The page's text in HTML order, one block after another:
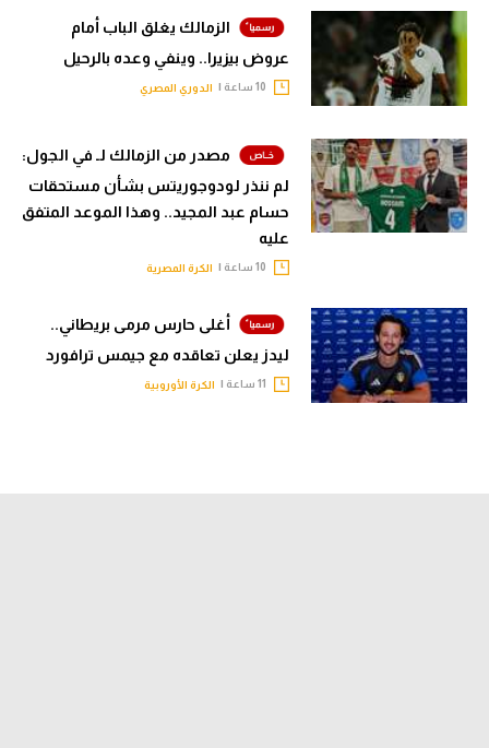
الزمالك يغلق الباب أمام
عروض بيزيرا.. وينفي وعده بالرحيل
الدوري المصري
مصدر من الزمالك لـ في الجول:
لم ننذر لودوجوريتس بشأن مستحقات
حسام عبد المجيد.. وهذا الموعد المتفق
عليه
الكرة المصرية
أغلى حارس مرمى بريطاني..
ليدز يعلن تعاقده مع جيمس ترافورد
الكرة الأوروبية